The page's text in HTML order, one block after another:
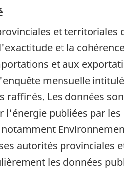
et
et la
et aux
mensuelle
raffinés. Les données
l'énergie publiées par
autorités provinciales
les données